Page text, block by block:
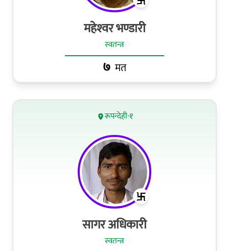
महेश्‍वर भण्डारी
स्वतन्त्र
७ मत
रूपन्देही-१
सागर अधिकारी
स्वतन्त्र